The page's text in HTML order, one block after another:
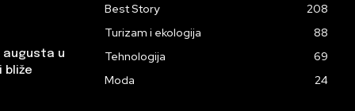
augusta u
bliže
Best Story
208
Turizam i ekologija
88
Tehnologija
69
Moda
24